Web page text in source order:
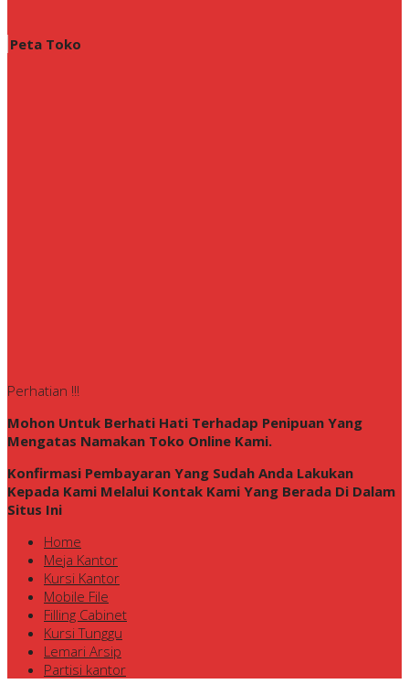
Peta Toko
Perhatian !!!
Mohon Untuk Berhati Hati Terhadap Penipuan Yang
Mengatas Namakan Toko Online Kami.
Konfirmasi Pembayaran Yang Sudah Anda Lakukan
Kepada Kami Melalui Kontak Kami Yang Berada Di Dalam
Situs Ini
Home
Meja Kantor
Kursi Kantor
Mobile File
Filling Cabinet
Kursi Tunggu
Lemari Arsip
Partisi kantor